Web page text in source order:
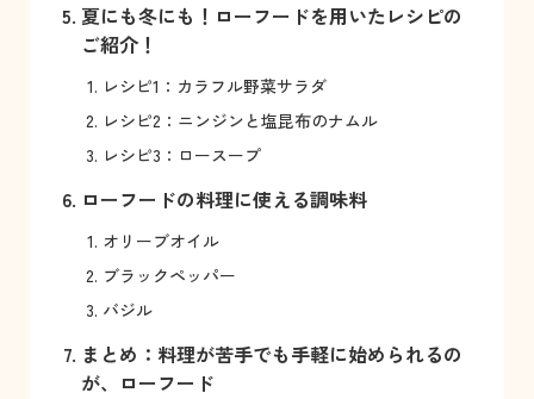
夏にも冬にも！ローフードを用いたレシピの
ご紹介！
レシピ1：カラフル野菜サラダ
レシピ2：ニンジンと塩昆布のナムル
レシピ3：ロースープ
ローフードの料理に使える調味料
オリーブオイル
ブラックペッパー
バジル
まとめ：料理が苦手でも手軽に始められるの
が、ローフード